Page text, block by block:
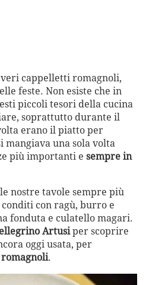
veri cappelletti romagnoli,
feste. Non esiste che in
piccoli tesori della cucina
soprattutto durante il
erano il piatto per
mangiava una sola volta
più importanti e sempre in
nostre tavole sempre più
conditi con ragù, burro e
fonduta e culatello magari.
Artusiper scoprire
oggi usata, per
.